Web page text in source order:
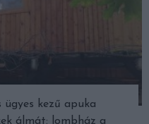
kezű apuka
álmát: lombház a